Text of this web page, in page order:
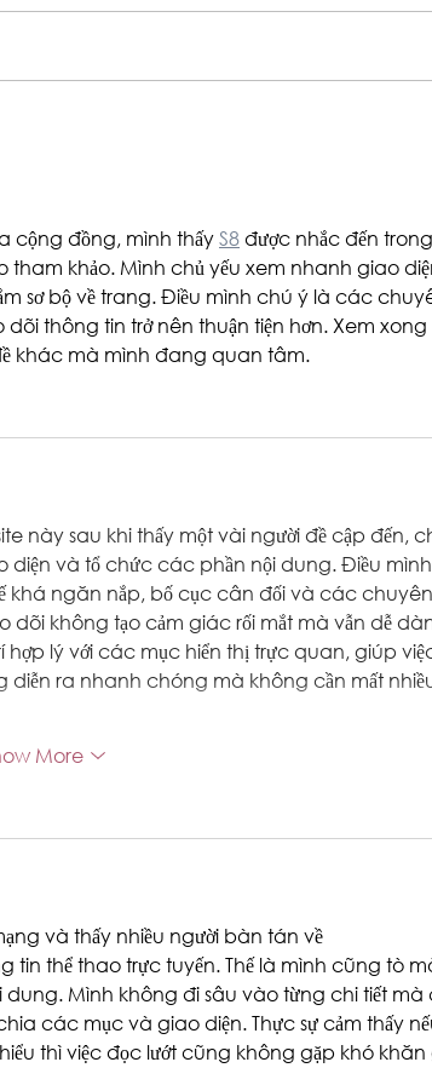
cộng đồng, mình thấy S8 được nhắc đến trong
khảo. Mình chủ yếu xem nhanh giao
sơ bộ về trang. Điều mình chú ý là các
thông tin trở nên thuận tiện hơn. Xem xong
khác mà mình đang quan tâm.
này sau khi thấy một vài người đề cập đến,
và tổ chức các phần nội dung. Điều mình
khá ngăn nắp, bố cục cân đối và các chuyên
không tạo cảm giác rối mắt mà vẫn dễ
lý với các mục hiển thị trực quan, giúp
ra nhanh chóng mà không cần mất
More
và thấy nhiều người bàn tán về
tin thể thao trực tuyến. Thế là mình cũng tò
Mình không đi sâu vào từng chi tiết mà
các mục và giao diện. Thực sự cảm thấy
thì việc đọc lướt cũng không gặp khó khăn